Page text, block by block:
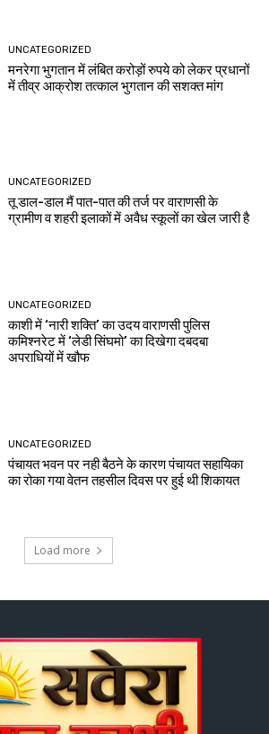
UNCATEGORIZED
मनरेगा भुगतान में लंबित करोड़ों रुपये को लेकर प्रधानों
में तीव्र आक्रोश तत्काल भुगतान की सशक्त मांग
UNCATEGORIZED
तू डाल-डाल मैं पात-पात की तर्ज पर वाराणसी के
ग्रामीण व शहरी इलाकों में अवैध स्कूलों का खेल जारी है
UNCATEGORIZED
काशी में ‘नारी शक्ति’ का उदय वाराणसी पुलिस
कमिश्नरेट में ‘लेडी सिंघमो’ का दिखेगा दबदबा
अपराधियों में खौफ
UNCATEGORIZED
पंचायत भवन पर नही बैठने के कारण पंचायत सहायिका
का रोका गया वेतन तहसील दिवस पर हुई थी शिकायत
Load more